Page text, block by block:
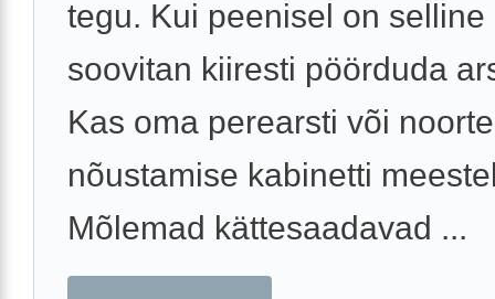
tegu. Kui peenisel on selline
soovitan kiiresti pöörduda
Kas oma perearsti või noorte
nõustamise kabinetti
Mõlemad kättesaadavad ...